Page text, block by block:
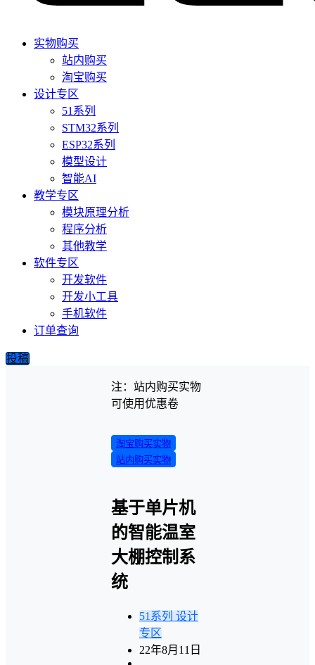
实物购买
站内购买
淘宝购买
设计专区
51系列
STM32系列
ESP32系列
模型设计
智能AI
教学专区
模块原理分析
程序分析
其他教学
软件专区
开发软件
开发小工具
手机软件
订单查询
投稿
注：站内购买实物
可使用优惠卷
淘宝购买实物
站内购买实物
基于单片机
的智能温室
大棚控制系
统
51系列 设计
专区
22年8月11日